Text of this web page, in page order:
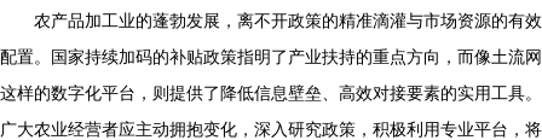
农产品加工业的蓬勃发展，离不开政策的精准滴灌与市场资源的有效
配置。国家持续加码的补贴政策指明了产业扶持的重点方向，而像土流网
这样的数字化平台，则提供了降低信息壁垒、高效对接要素的实用工具。
广大农业经营者应主动拥抱变化，深入研究政策，积极利用专业平台，将